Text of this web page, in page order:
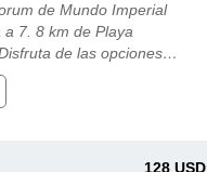
de Mundo Imperial
a 7. 8 km de Playa
de las opciones…
128 USD